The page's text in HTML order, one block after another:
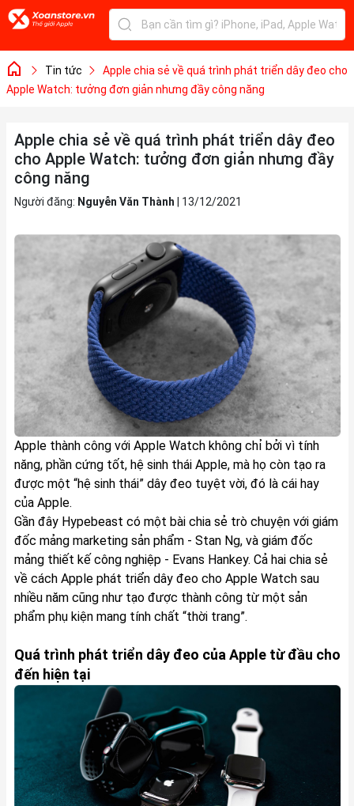
Tin tức
Apple chia sẻ về quá trình phát triển dây đeo cho
Apple Watch: tưởng đơn giản nhưng đầy công năng
Apple chia sẻ về quá trình phát triển dây đeo
cho Apple Watch: tưởng đơn giản nhưng đầy
công năng
Người đăng: Nguyễn Văn Thành 13/12/2021
Apple thành công với Apple Watch không chỉ bởi vì tính
năng, phần cứng tốt, hệ sinh thái Apple, mà họ còn tạo ra
được một “hệ sinh thái” dây đeo tuyệt vời, đó là cái hay
của Apple.
Gần đây Hypebeast có một bài chia sẻ trò chuyện với giám
đốc mảng marketing sản phẩm - Stan Ng, và giám đốc
mảng thiết kế công nghiệp - Evans Hankey. Cả hai chia sẻ
về cách Apple phát triển dây đeo cho Apple Watch sau
nhiều năm cũng như tạo được thành công từ một sản
phẩm phụ kiện mang tính chất “thời trang”.
Quá trình phát triển dây đeo của Apple từ đầu cho
đến hiện tại